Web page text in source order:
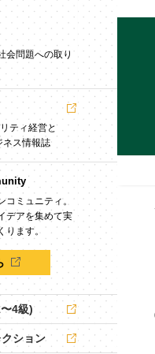
会問題への取り
ティ経営と
ネス情報誌
ミュニティ。
デアを集めて実
ります。
4級)
ション